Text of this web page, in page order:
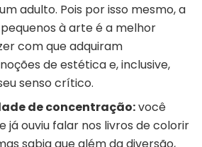
adulto. Pois por isso mesmo, a
à arte é a melhor
com que adquiram
de estética e, inclusive,
senso crítico.
de concentração:você
já ouviu falar nos livros de colorir
sabia que além da diversão,